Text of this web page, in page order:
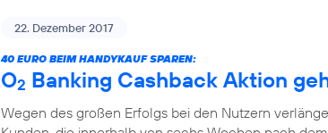
22. Dezember 2017
40 EURO BEIM HANDYKAUF SPAREN:
O2 Banking Cashback Aktion
Wegen des großen Erfolgs bei den Nutzern